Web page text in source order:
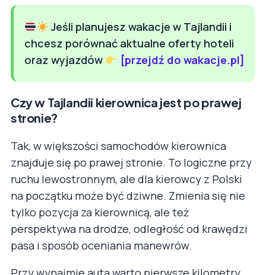
Jeśli planujesz wakacje w Tajlandii i
chcesz porównać aktualne oferty hoteli
oraz wyjazdów
[przejdź do wakacje.pl]
Czy w Tajlandii kierownica jest po prawej
stronie?
Tak, w większości samochodów kierownica
znajduje się po prawej stronie. To logiczne przy
ruchu lewostronnym, ale dla kierowcy z Polski
na początku może być dziwne. Zmienia się nie
tylko pozycja za kierownicą, ale też
perspektywa na drodze, odległość od krawędzi
pasa i sposób oceniania manewrów.